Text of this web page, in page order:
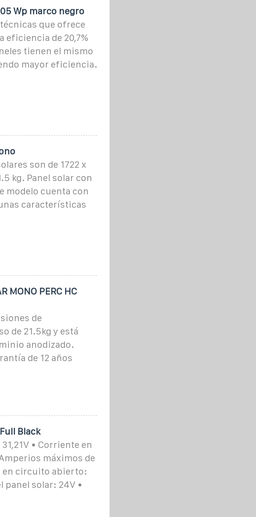
Wp marco negro
que ofrece
eficiencia de 20,7%
tienen el mismo
mayor eficiencia.
son de 1722 x
kg. Panel solar con
modelo cuenta con
características
MONO PERC HC
de
de 21.5kg y está
anodizado.
de 12 años
Black
• Corriente en
máximos de
en circuito abierto:
panel solar: 24V •